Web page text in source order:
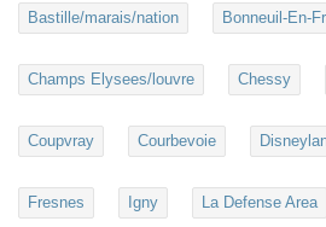
Bastille/marais/nation Bonneuil-En-
Champs Elysees/louvre Chessy
Coupvray Courbevoie
Fresnes Igny La Defense Area